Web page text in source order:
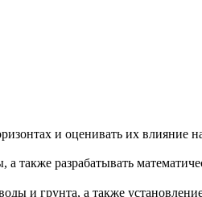
и оценивать их влияние
также разрабатывать
и грунта, а также